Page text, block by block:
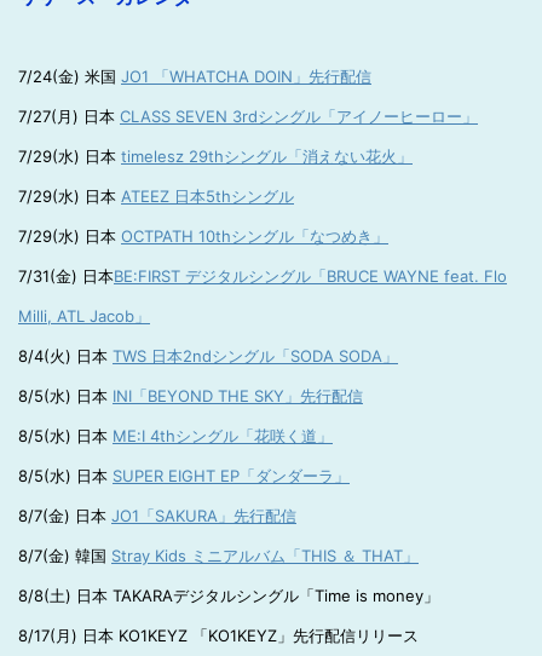
7/24(金) 米国 JO1 「WHATCHA DOIN」先行配信
7/27(月) 日本 CLASS SEVEN 3rdシングル「アイノーヒーロー」
7/29(水) 日本 timelesz 29thシングル「消えない花火」
7/29(水) 日本 ATEEZ 日本5thシングル
7/29(水) 日本 OCTPATH 10thシングル「なつめき」
7/31(金) 日本BE:FIRST デジタルシングル「BRUCE WAYNE feat. Flo
Milli, ATL Jacob」
8/4(火) 日本 TWS 日本2ndシングル「SODA SODA」
8/5(水) 日本 INI「BEYOND THE SKY」先行配信
8/5(水) 日本 ME:I 4thシングル「花咲く道」
8/5(水) 日本 SUPER EIGHT EP「ダンダーラ」
8/7(金) 日本 JO1「SAKURA」先行配信
8/7(金) 韓国 Stray Kids ミニアルバム「THIS ＆ THAT」
8/8(土) 日本 TAKARAデジタルシングル「Time is money」
8/17(月) 日本 KO1KEYZ 「KO1KEYZ」先行配信リリース